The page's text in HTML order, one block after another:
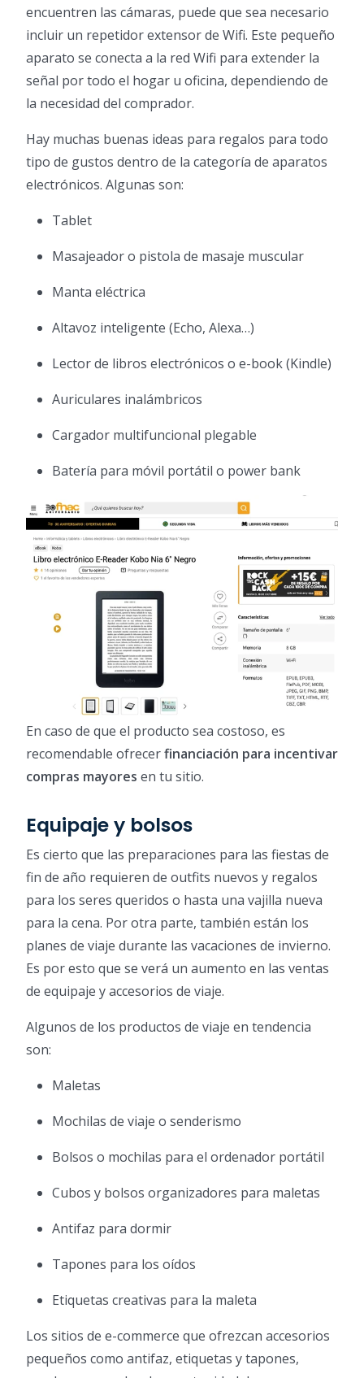
encuentren las cámaras, puede que sea necesario
incluir un repetidor extensor de Wifi. Este pequeño
aparato se conecta a la red Wifi para extender la
señal por todo el hogar u oficina, dependiendo de
la necesidad del comprador.
Hay muchas buenas ideas para regalos para todo
tipo de gustos dentro de la categoría de aparatos
electrónicos. Algunas son:
Tablet
Masajeador o pistola de masaje muscular
Manta eléctrica
Altavoz inteligente (Echo, Alexa…)
Lector de libros electrónicos o e-book (Kindle)
Auriculares inalámbricos
Cargador multifuncional plegable
Batería para móvil portátil o power bank
En caso de que el producto sea costoso, es
recomendable ofrecerfinanciación para incentivar
compras mayores en tu sitio.
Equipaje y bolsos
Es cierto que las preparaciones para las fiestas de
fin de año requieren de outfits nuevos y regalos
para los seres queridos o hasta una vajilla nueva
para la cena. Por otra parte, también están los
planes de viaje durante las vacaciones de invierno.
Es por esto que se verá un aumento en las ventas
de equipaje y accesorios de viaje.
Algunos de los productos de viaje en tendencia
son:
Maletas
Mochilas de viaje o senderismo
Bolsos o mochilas para el ordenador portátil
Cubos y bolsos organizadores para maletas
Antifaz para dormir
Tapones para los oídos
Etiquetas creativas para la maleta
Los sitios de e-commerce que ofrezcan accesorios
pequeños como antifaz, etiquetas y tapones,